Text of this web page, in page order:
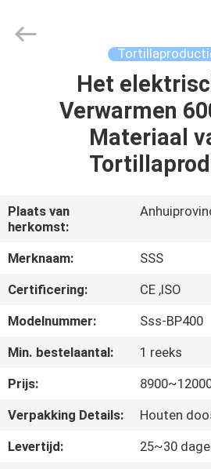
PRODUCTEN
OVER
ONS
FABRIEKSTOCHT
NEEM
CONTACT
Het
Verwarmen
Materiaal
Plaats van
herkomst:
Merknaam:
SSS
Certificering:
CE ,ISO
Modelnummer:
Sss-BP400
Min. bestelaantal:
1 reeks
Prijs:
Verpakking Details:
Houten
Levertijd:
25~30